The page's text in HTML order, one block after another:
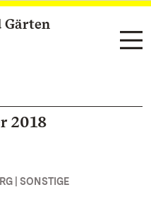
Gärten
2018
| SONSTIGE